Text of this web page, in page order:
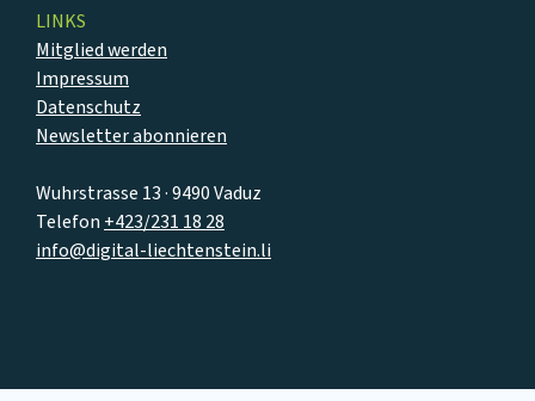
Wuhrstrasse 13 · 9490 Vaduz
Telefon +423/231 18 28
info@digital-liechtenstein.li
LINKS
Mitglied werden
Impressum
Datenschutz
Newsletter abonnieren